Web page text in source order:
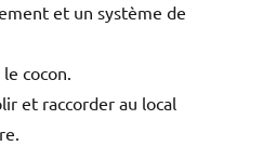
et un système de
cocon.
et raccorder au local